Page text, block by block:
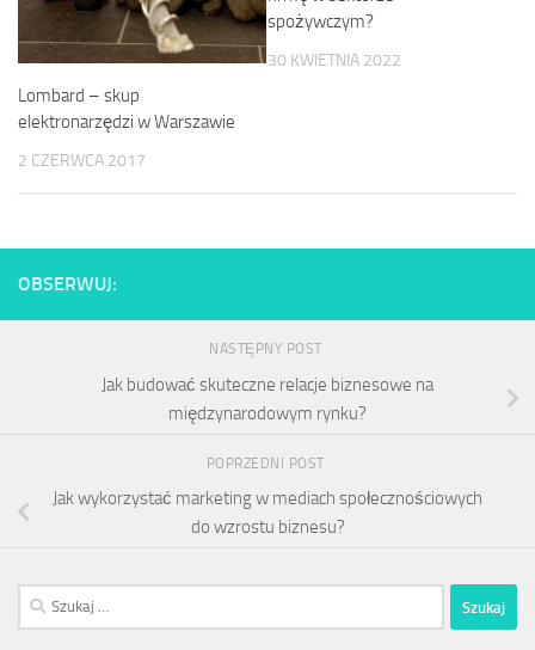
Lombard – skup
elektronarzędzi w Warszawie
2 CZERWCA 2017
spożywczym?
30 KWIETNIA 2022
OBSERWUJ:
NASTĘPNY POST
Jak budować skuteczne relacje biznesowe na
międzynarodowym rynku?
POPRZEDNI POST
Jak wykorzystać marketing w mediach społecznościowych
do wzrostu biznesu?
Szukaj: